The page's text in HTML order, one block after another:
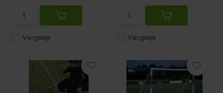
Vergelijk Vergelijk